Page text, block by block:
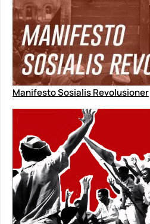
Manifesto Sosialis Revolusioner